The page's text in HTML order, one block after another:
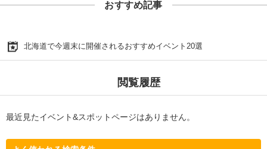
おすすめ記事
北海道で今週末に開催されるおすすめイベント20選
閲覧履歴
最近見たイベント&スポットページはありません。